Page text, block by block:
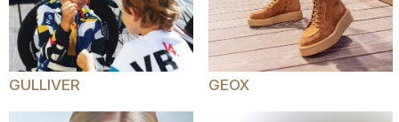
GULLIVER GEOX